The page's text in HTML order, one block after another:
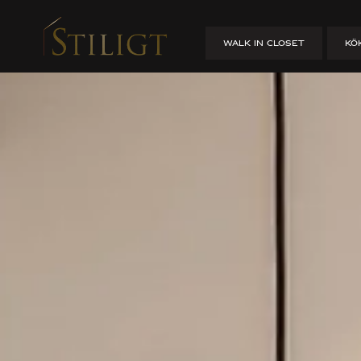
WALK IN CLOSET
Platsbyggt
HEM PLATSBYGGT I STOCKHOLM